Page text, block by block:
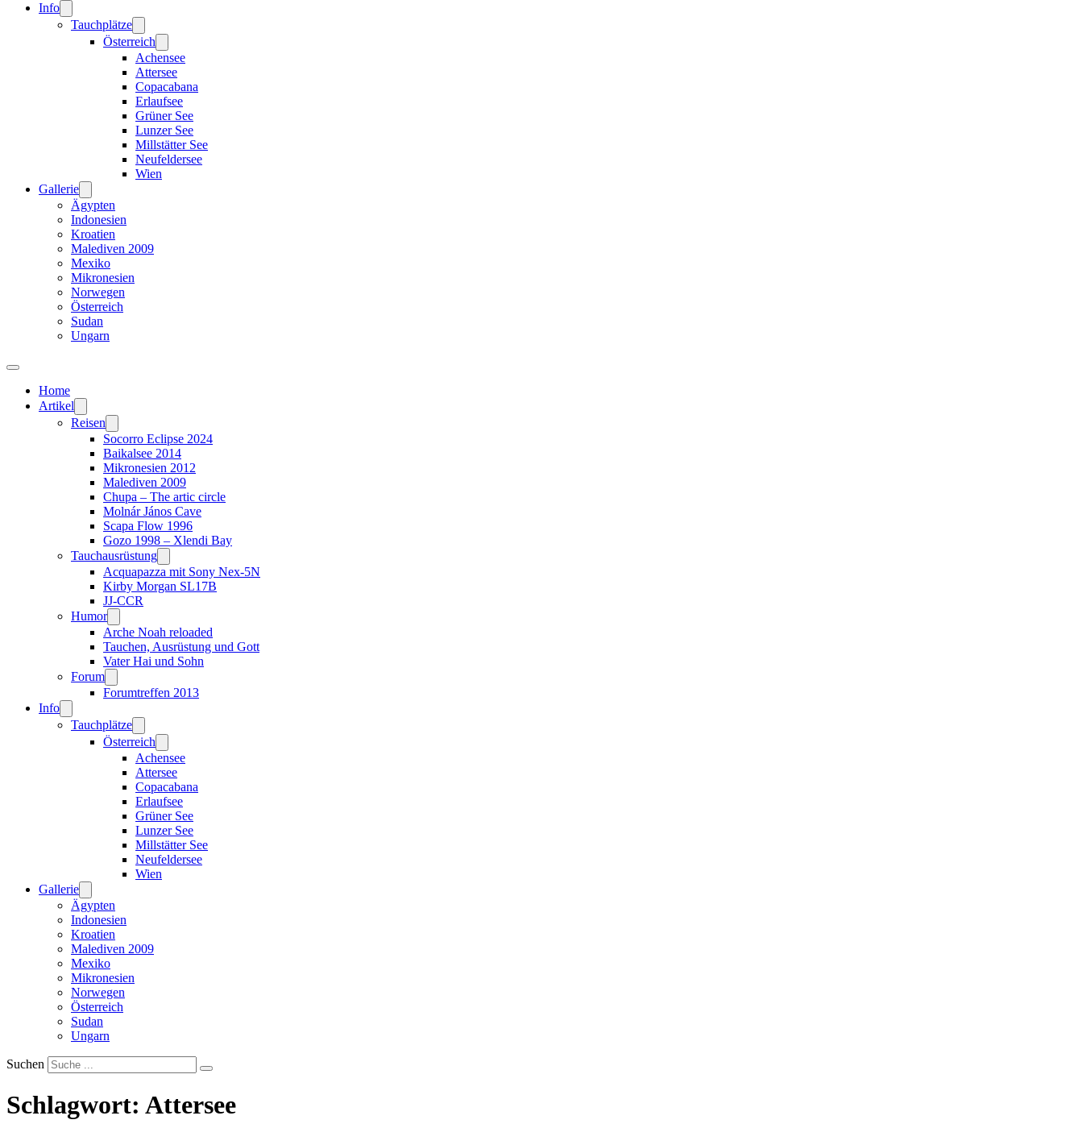
Info
Tauchplätze
Österreich
Achensee
Attersee
Copacabana
Erlaufsee
Grüner See
Lunzer See
Millstätter See
Neufeldersee
Wien
Gallerie
Ägypten
Indonesien
Kroatien
Malediven 2009
Mexiko
Mikronesien
Norwegen
Österreich
Sudan
Ungarn
Home
Artikel
Reisen
Socorro Eclipse 2024
Baikalsee 2014
Mikronesien 2012
Malediven 2009
Chupa – The artic circle
Molnár János Cave
Scapa Flow 1996
Gozo 1998 – Xlendi Bay
Tauchausrüstung
Acquapazza mit Sony Nex-5N
Kirby Morgan SL17B
JJ-CCR
Humor
Arche Noah reloaded
Tauchen, Ausrüstung und Gott
Vater Hai und Sohn
Forum
Forumtreffen 2013
Info
Tauchplätze
Österreich
Achensee
Attersee
Copacabana
Erlaufsee
Grüner See
Lunzer See
Millstätter See
Neufeldersee
Wien
Gallerie
Ägypten
Indonesien
Kroatien
Malediven 2009
Mexiko
Mikronesien
Norwegen
Österreich
Sudan
Ungarn
Suchen
Schlagwort: Attersee